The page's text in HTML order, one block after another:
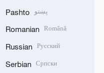
Pashto پښتو
Romanian Română
Russian Русский
Serbian Српски